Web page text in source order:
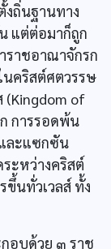
งถิ่นฐานทาง
แต่ต่อมาก็ถูก
ราชอาณาจักรก
นคริสต์ศตวรรษ
(Kingdom of
การรอดพ้น
ละแซกซัน
ะหว่างคริสต์
นทั่วเวลส์ ทั้ง
อบด้วย ๓ ราช